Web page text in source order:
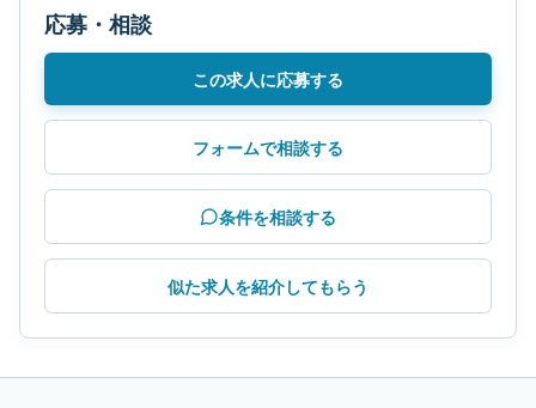
応募・相談
この求人に応募する
フォームで相談する
条件を相談する
似た求人を紹介してもらう